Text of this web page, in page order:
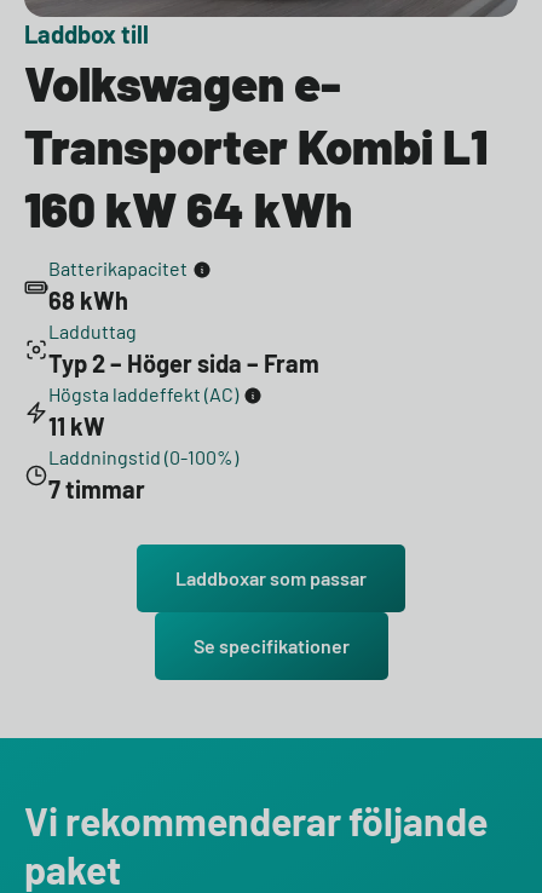
Laddbox till
Volkswagen e-
Transporter Kombi L1
160 kW 64 kWh
Batterikapacitet
68 kWh
Ladduttag
Typ 2 – Höger sida – Fram
Högsta laddeffekt (AC)
11 kW
Laddningstid (0-100%)
7 timmar
Laddboxar som passar
Se specifikationer
Vi rekommenderar följande
paket